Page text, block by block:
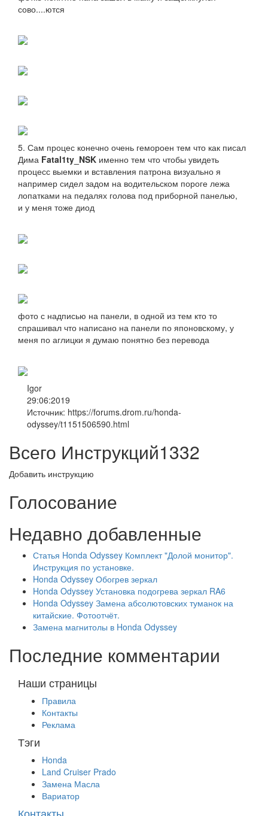
сово....ются
5. Сам процес конечно очень гемороен тем что как писал
Дима Fatal1ty_NSK именно тем что чтобы увидеть
процесс выемки и вставления патрона визуально я
например сидел задом на водительском пороге лежа
лопатками на педалях голова под приборной панелью,
и у меня тоже диод
фото с надписью на панели, в одной из тем кто то
спрашивал что написано на панели по японовскому, у
меня по аглицки я думаю понятно без перевода
Igor
29:06:2019
Источник: https://forums.drom.ru/honda-
odyssey/t1151506590.html
Всего Инструкций1332
Добавить инструкцию
Голосование
Недавно добавленные
Статья Honda Odyssey Комплект "Долой монитор".
Инструкция по установке.
Honda Odyssey Обогрев зеркал
Honda Odyssey Установка подогрева зеркал RA6
Honda Odyssey Замена абсолютовских туманок на
китайские. Фотоотчёт.
Замена магнитолы в Honda Odyssey
Последние комментарии
Наши страницы
Правила
Контакты
Реклама
Тэги
Honda
Land Cruiser Prado
Замена Масла
Вариатор
Контакты